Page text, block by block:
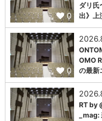
0
ダリ氏
出》上
0
OMO
の最新
RT by